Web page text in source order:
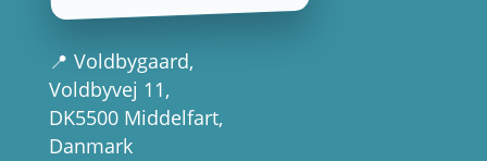
📍 Voldbygaard,
Voldbyvej 11,
DK5500 Middelfart,
Danmark